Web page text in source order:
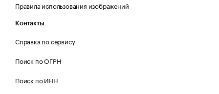
Правила использования изображений
Контакты
Справка по сервису
Поиск по ОГРН
Поиск по ИНН